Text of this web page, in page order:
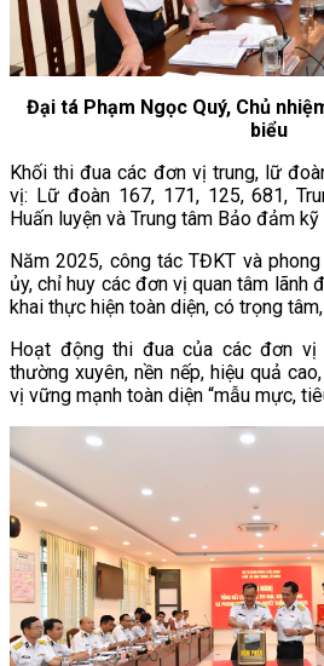
Đại tá Phạm Ngọc Quý, Chủ
biểu
Khối thi đua các đơn vị trung, lữ
vị: Lữ đoàn 167, 171, 125, 681,
Huấn luyện và Trung tâm Bảo đảm kỹ
Năm 2025, công tác TĐKT và
ủy, chỉ huy các đơn vị quan tâm lãnh
khai thực hiện toàn diện, có trọng
Hoạt động thi đua của các đơn
thường xuyên, nền nếp, hiệu quả
vị vững mạnh toàn diện “mẫu mực,